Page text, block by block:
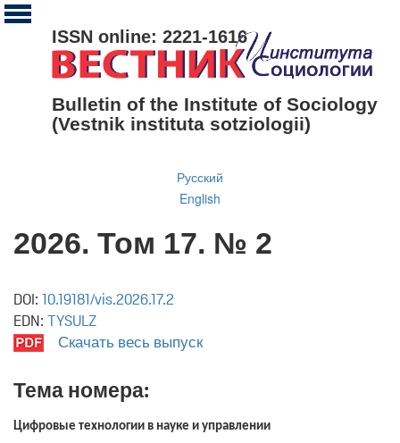
ISSN online: 2221-1616
Bulletin of the Institute of Sociology
(Vestnik instituta sotziologii)
Русский
English
2026. Том 17. № 2
DOI: 10.19181/vis.2026.17.2
EDN: TYSULZ
Скачать весь выпуск
Тема номера:
Цифровые технологии в науке и управлении